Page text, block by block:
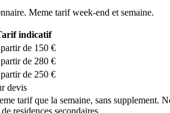
Meme tarif week-end et semaine.
indicatif
de 150 €
de 280 €
de 250 €
devis
tarif que la semaine, sans supplement.
residences secondaires.